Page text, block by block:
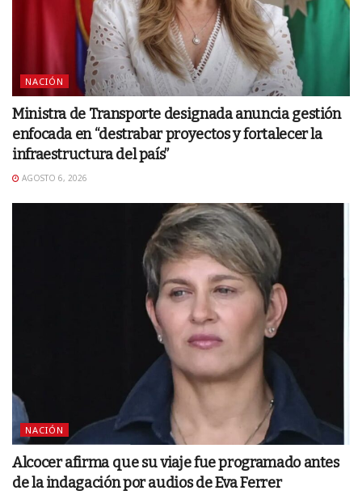
NACIÓN
Ministra de Transporte designada anuncia gestión
enfocada en “destrabar proyectos y fortalecer la
infraestructura del país”
AGOSTO 6, 2026
NACIÓN
Alcocer afirma que su viaje fue programado antes
de la indagación por audios de Eva Ferrer